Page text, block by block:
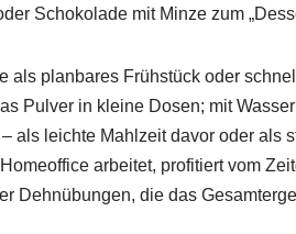
Schokolade mit Minze zum
als planbares Frühstück oder
Pulver in kleine Dosen; mit
als leichte Mahlzeit davor oder
arbeitet, profitiert vom
Dehnübungen, die das